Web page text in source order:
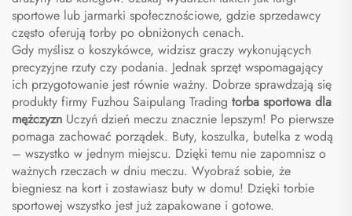
sportowe lub jarmarki społecznościowe, gdzie sprzedawcy
często oferują torby po obniżonych cenach.
Gdy myślisz o koszykówce, widzisz graczy wykonujących
precyzyjne rzuty czy podania. Jednak sprzęt wspomagający
ich przygotowanie jest równie ważny. Dobrze sprawdzają się
produkty firmy Fuzhou Saipulang Trading torba sportowa dla
mężczyzn Uczyń dzień meczu znacznie lepszym! Po pierwsze
pomaga zachować porządek. Buty, koszulka, butelka z wodą
– wszystko w jednym miejscu. Dzięki temu nie zapomnisz o
ważnych rzeczach w dniu meczu. Wyobraź sobie, że
biegniesz na kort i zostawiasz buty w domu! Dzięki torbie
sportowej wszystko jest już zapakowane i gotowe.